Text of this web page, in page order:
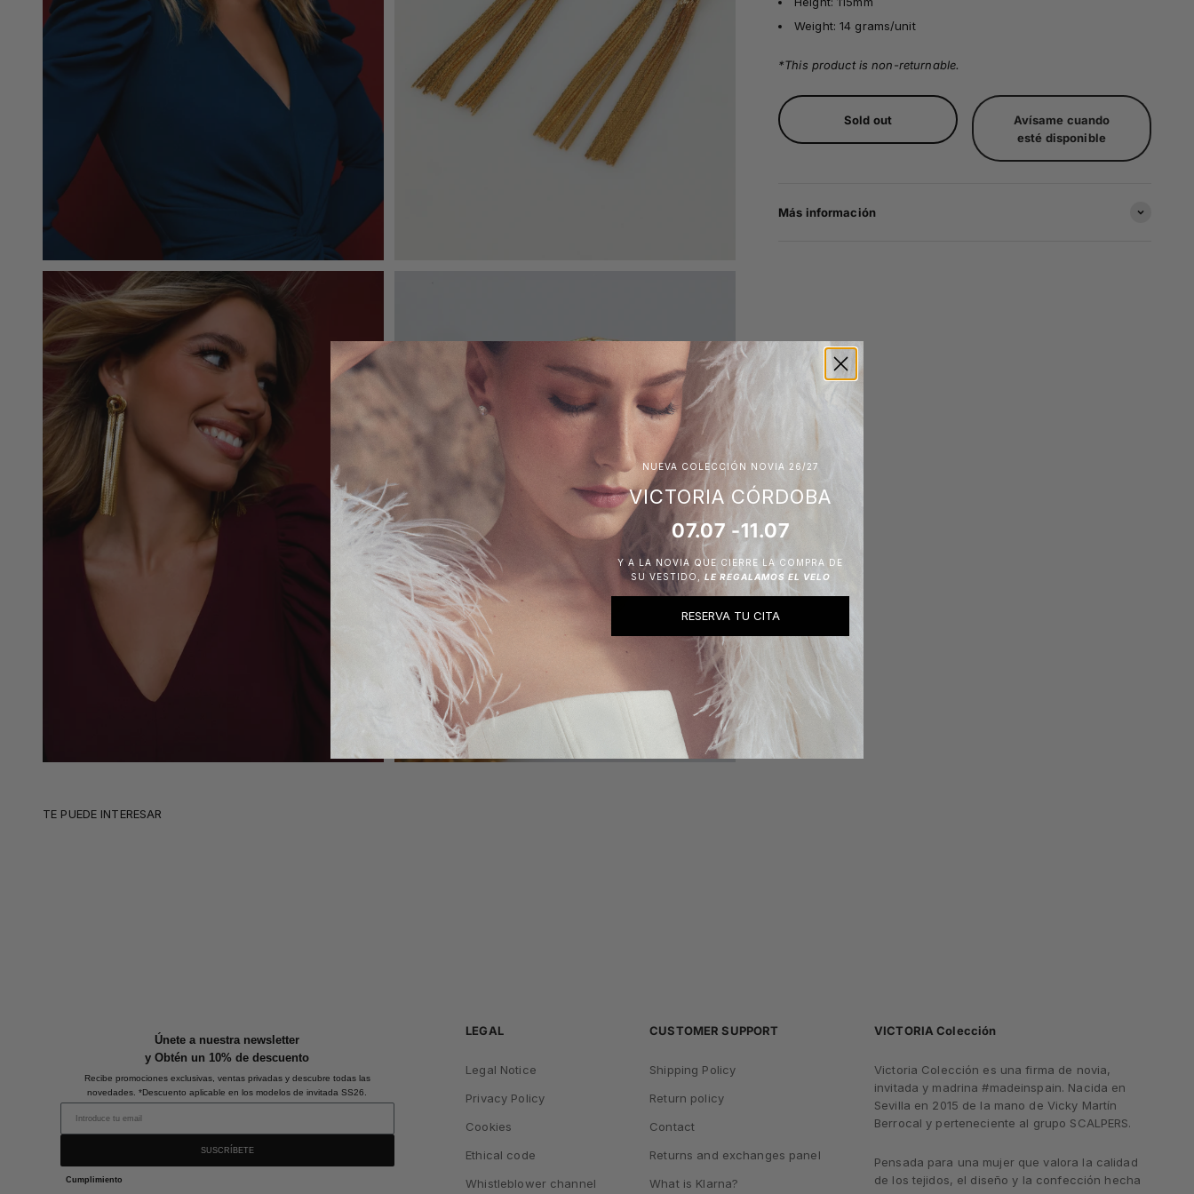
Weight: 14 grams/unit
*This product is non-returnable.
Sold out
Avísame cuando
esté disponible
Más información
TE PUEDE INTERESAR
Únete a nuestra newsletter
y Obtén un 10% de descuento
Recibe promociones exclusivas, ventas privadas y descubre todas las
novedades. *Descuento aplicable en los modelos de invitada SS26.
SUSCRÍBETE
Cumplimiento
LEGAL
Legal Notice
Privacy Policy
Cookies
Ethical code
Whistleblower channel
CUSTOMER SUPPORT
Shipping Policy
Return policy
Contact
Returns and exchanges panel
What is Klarna?
VICTORIA Colección
Victoria Colección es una firma de novia,
invitada y madrina #madeinspain. Nacida en
Sevilla en 2015 de la mano de Vicky Martín
Berrocal y perteneciente al grupo SCALPERS.
Pensada para una mujer que valora la calidad
de los tejidos, el diseño y la confección hecha
NUEVA COLECCIÓN NOVIA 26/27
VICTORIA CÓRDOBA
07.07 -11.07
Y A LA NOVIA QUE CIERRE LA COMPRA DE
SU VESTIDO, LE REGALAMOS EL VELO
RESERVA TU CITA